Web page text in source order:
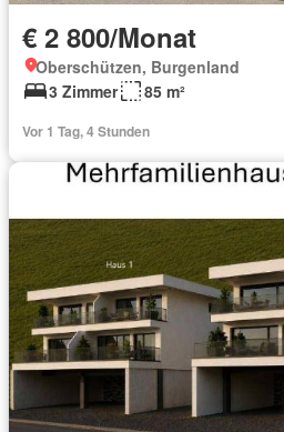
€ 2 800/Monat
Oberschützen, Burgenland
3 Zimmer
85 m²
Vor 1 Tag, 4 Stunden